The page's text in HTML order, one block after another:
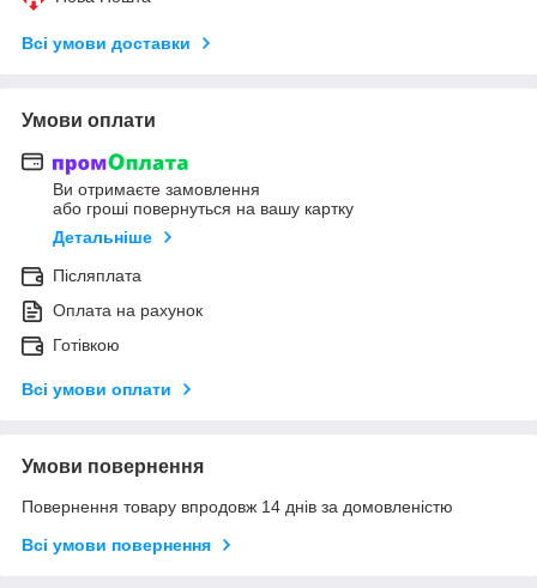
Всі умови доставки
Умови оплати
Ви отримаєте замовлення
або гроші повернуться на вашу картку
Детальніше
Післяплата
Оплата на рахунок
Готівкою
Всі умови оплати
Умови повернення
Повернення товару впродовж 14 днів за домовленістю
Всі умови повернення